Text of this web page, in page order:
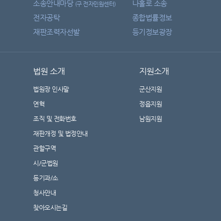
소송안내마당 (구 전자민원센터) 나홀로 소송
전자공탁
종합법률정보
재판조력자선발
등기정보광장
법원 소개
법원장 인사말
연혁
조직 및 전화번호
재판개정 및 법정안내
관할구역
시/군법원
등기과/소
청사안내
찾아오시는길
지원소개
군산지원
정읍지원
남원지원